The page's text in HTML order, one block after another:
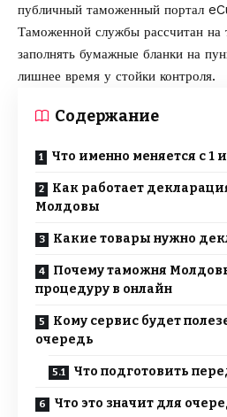
публичный таможенный портал
Таможенной службы рассчитан на
заполнять бумажные бланки на
лишнее время у стойки контроля.
Содержание
Что именно меняется с 1
Как работает
Молдовы
Какие товары нужно
Почему таможня
процедуру в онлайн
Кому сервис будет
очередь
Что подготовить
Что это значит для